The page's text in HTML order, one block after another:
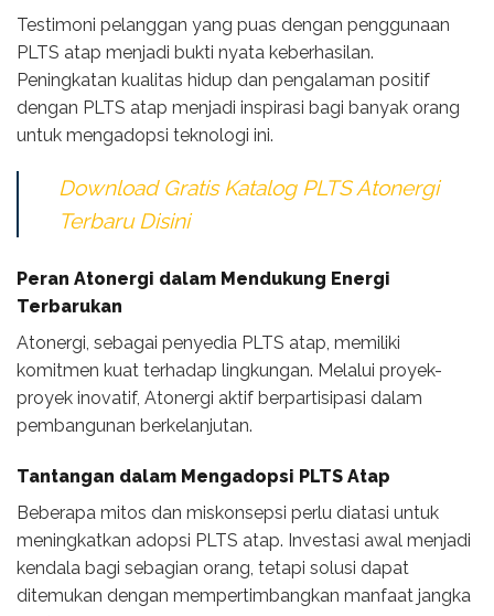
Testimoni pelanggan yang puas dengan penggunaan
PLTS atap menjadi bukti nyata keberhasilan.
Peningkatan kualitas hidup dan pengalaman positif
dengan PLTS atap menjadi inspirasi bagi banyak orang
untuk mengadopsi teknologi ini.
Download Gratis Katalog PLTS Atonergi
Terbaru Disini
Peran Atonergi dalam Mendukung Energi
Terbarukan
Atonergi, sebagai penyedia PLTS atap, memiliki
komitmen kuat terhadap lingkungan. Melalui proyek-
proyek inovatif, Atonergi aktif berpartisipasi dalam
pembangunan berkelanjutan.
Tantangan dalam Mengadopsi PLTS Atap
Beberapa mitos dan miskonsepsi perlu diatasi untuk
meningkatkan adopsi PLTS atap. Investasi awal menjadi
kendala bagi sebagian orang, tetapi solusi dapat
ditemukan dengan mempertimbangkan manfaat jangka